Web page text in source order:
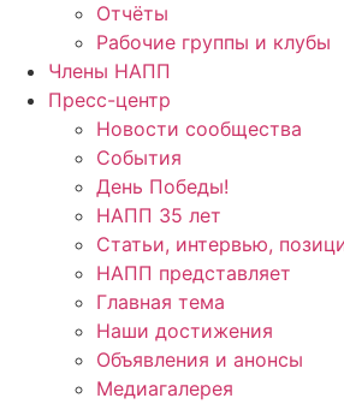
Отчёты
Рабочие группы и клубы
Члены НАПП
Пресс-центр
Новости сообщества
События
День Победы!
НАПП 35 лет
Статьи, интервью,
НАПП представляет
Главная тема
Наши достижения
Объявления и анонсы
Медиагалерея